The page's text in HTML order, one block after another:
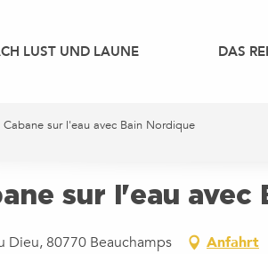
LUST UND LAUNE DAS
Cabane sur l'eau avec Bain Nordique
sur l'eau avec
Dieu, 80770 Beauchamps Anfahrt